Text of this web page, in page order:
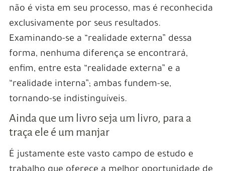
não é vista em seu processo, mas é reconhecida
exclusivamente por seus resultados.
Examinando-se a “realidade externa” dessa
forma, nenhuma diferença se encontrará,
enfim, entre esta “realidade externa” e a
“realidade interna”; ambas fundem-se,
tornando-se indistinguíveis.
Ainda que um livro seja um livro, para a
traça ele é um manjar
É justamente este vasto campo de estudo e